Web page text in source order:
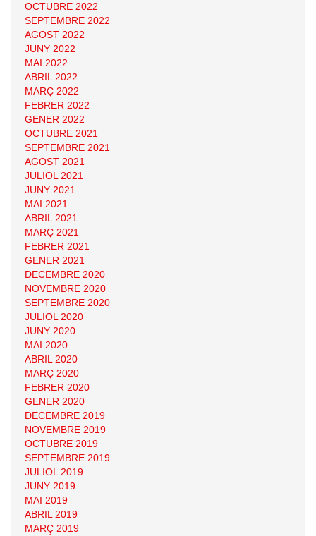
OCTUBRE 2022
SEPTEMBRE 2022
AGOST 2022
JUNY 2022
MAI 2022
ABRIL 2022
MARÇ 2022
FEBRER 2022
GENER 2022
OCTUBRE 2021
SEPTEMBRE 2021
AGOST 2021
JULIOL 2021
JUNY 2021
MAI 2021
ABRIL 2021
MARÇ 2021
FEBRER 2021
GENER 2021
DECEMBRE 2020
NOVEMBRE 2020
SEPTEMBRE 2020
JULIOL 2020
JUNY 2020
MAI 2020
ABRIL 2020
MARÇ 2020
FEBRER 2020
GENER 2020
DECEMBRE 2019
NOVEMBRE 2019
OCTUBRE 2019
SEPTEMBRE 2019
JULIOL 2019
JUNY 2019
MAI 2019
ABRIL 2019
MARÇ 2019